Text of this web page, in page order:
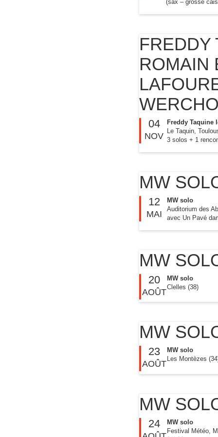
(sax – grosse
FREDDY
ROMAIN
04
NOV
Freddy Taquine
Le Taquin,
3 solos + 1
MW
12
MAI
MW solo
Auditorium des
avec Un Pavé
MW
20
AOÛT
MW solo
Clelles (38)
MW
23
AOÛT
MW solo
Les Montèzes
MW
24
MW solo
Festival Météo,